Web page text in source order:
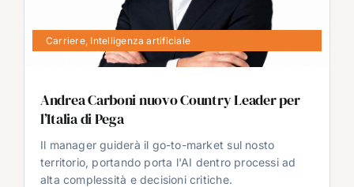
Carriere, Intelligenza artificiale
Andrea Carboni nuovo Country Leader per
l’Italia di Pega
Il manager guiderà il go-to-market sul nosto
territorio, portando porta l'AI dentro processi ad
alta complessità e decisioni critiche.